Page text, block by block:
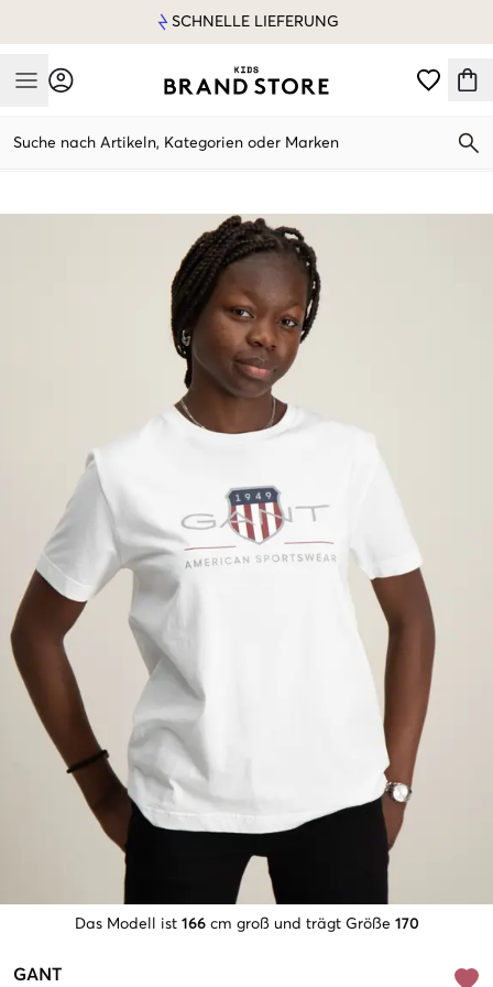
SCHNELLE LIEFERUNG
Mobile Menu
Suche nach Artikeln, Kategorien oder Marken
Das Modell ist 166 cm groß und trägt Größe 170
GANT